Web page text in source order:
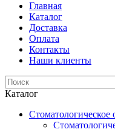
Главная
Каталог
Доставка
Оплата
Контакты
Наши клиенты
Каталог
Стоматологическое